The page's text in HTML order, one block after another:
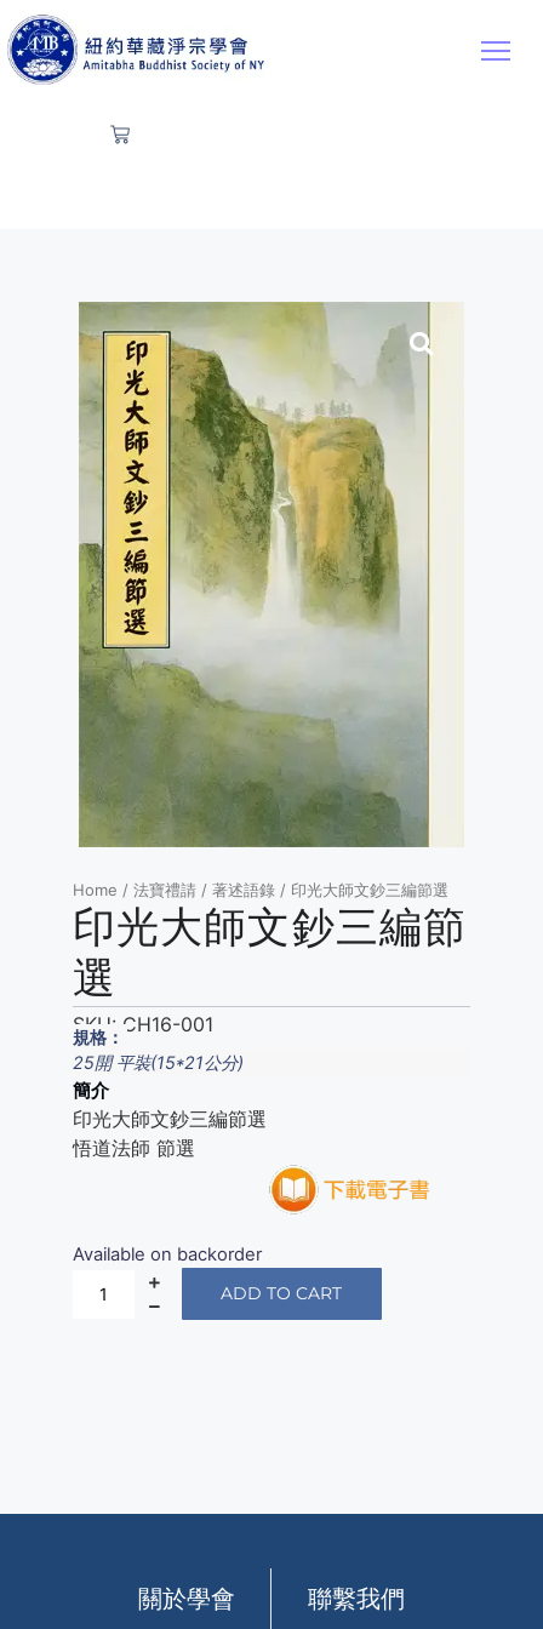
Home / 法寶禮請 / 著述語錄 / 印光大師文鈔三編節選
印光大師文鈔三編節
選
SKU: CH16-001
規格：
25開 平裝(15*21公分)
簡介
印光大師文鈔三編節選
悟道法師 節選
Available on backorder
ADD TO CART
關於學會 聯繫我們